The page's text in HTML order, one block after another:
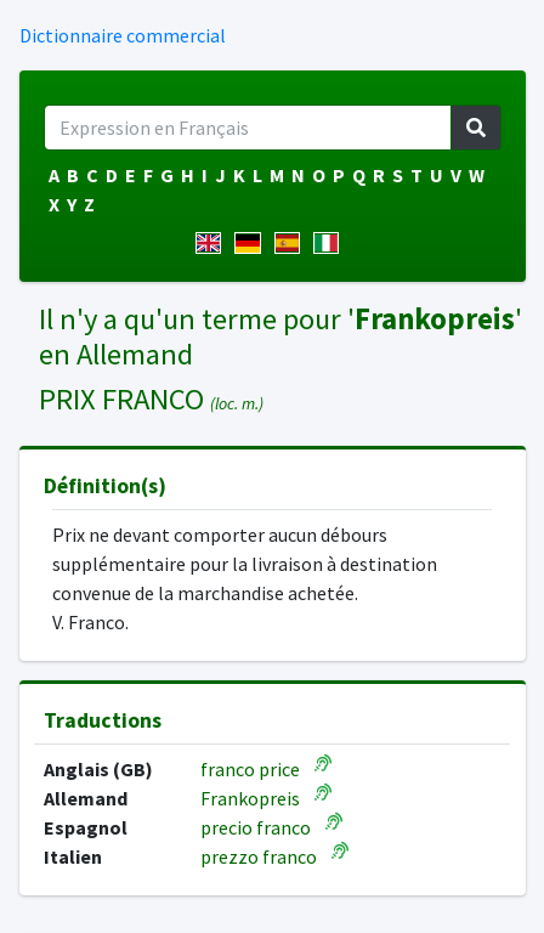
Dictionnaire commercial
A B C D E F G H I J K L M N O P Q R S T U V W
X Y Z
Il n'y a qu'un terme pour 'Frankopreis'
en Allemand
PRIX FRANCO (loc. m.)
Définition(s)
Prix ne devant comporter aucun débours
supplémentaire pour la livraison à destination
convenue de la marchandise achetée.
V. Franco.
Traductions
Anglais (GB)
franco price
Allemand
Frankopreis
Espagnol
precio franco
Italien
prezzo franco